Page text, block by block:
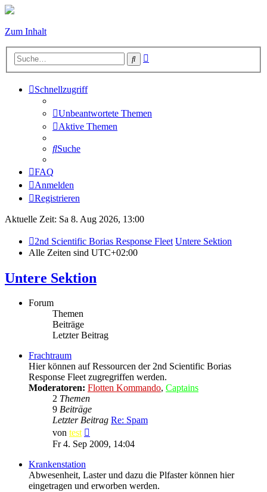
Zum Inhalt
Suche
Schnellzugriff
Unbeantwortete Themen
Aktive Themen
Suche
FAQ
Anmelden
Registrieren
Aktuelle Zeit: Sa 8. Aug 2026, 13:00
2nd Scientific Borias Response Fleet Untere Sektion
Alle Zeiten sind UTC+02:00
Untere Sektion
Forum
Themen
Beiträge
Letzter Beitrag
Frachtraum
Hier können auf Ressourcen der 2nd Scientific Borias
Response Fleet zugregriffen werden.
Moderatoren: Flotten Kommando, Captains
2 Themen
9 Beiträge
Letzter Beitrag Re: Spam
von test
Beitrag
Fr 4. Sep 2009, 14:04
Krankenstation
Abwesenheit, Laster und dazu die Plfaster können hier
eingetragen und erworben werden.